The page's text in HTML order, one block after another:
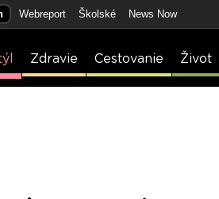
Webreport Školské News Now
Zdravie Cestovanie Život